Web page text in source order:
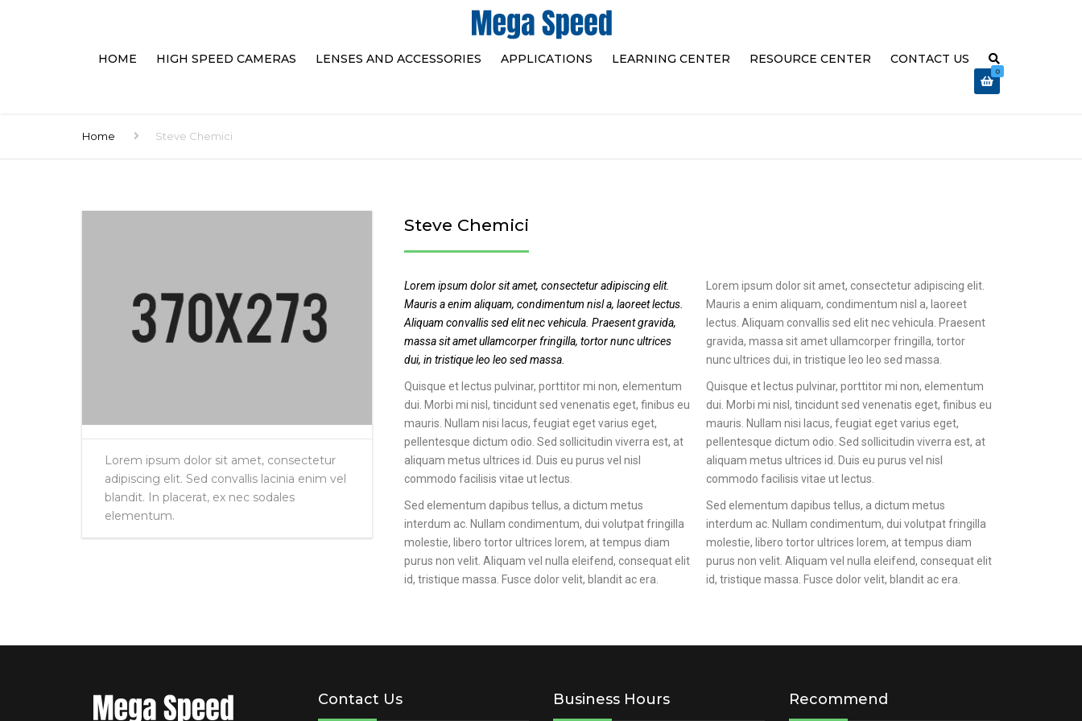
HOME HIGH SPEED CAMERAS
PC CONNECTED
LENSES AND ACCESSORIES APPLICATIONS LEARNING CENTER
TEAM
RESOURCE CENTER CONTACT US
0
Home Steve Chemici
Lorem ipsum dolor sit amet, consectetur
adipiscing elit. Sed convallis lacinia enim vel
blandit. In placerat, ex nec sodales
elementum.
Steve Chemici
Lorem ipsum dolor sit amet, consectetur adipiscing elit.
Mauris a enim aliquam, condimentum nisl a, laoreet lectus.
Aliquam convallis sed elit nec vehicula. Praesent gravida,
massa sit amet ullamcorper fringilla, tortor nunc ultrices
dui, in tristique leo leo sed massa.
Quisque et lectus pulvinar, porttitor mi non, elementum
dui. Morbi mi nisl, tincidunt sed venenatis eget, finibus eu
mauris. Nullam nisi lacus, feugiat eget varius eget,
pellentesque dictum odio. Sed sollicitudin viverra est, at
aliquam metus ultrices id. Duis eu purus vel nisl
commodo facilisis vitae ut lectus.
Sed elementum dapibus tellus, a dictum metus
interdum ac. Nullam condimentum, dui volutpat fringilla
molestie, libero tortor ultrices lorem, at tempus diam
purus non velit. Aliquam vel nulla eleifend, consequat elit
id, tristique massa. Fusce dolor velit, blandit ac era.
Lorem ipsum dolor sit amet, consectetur adipiscing elit.
Mauris a enim aliquam, condimentum nisl a, laoreet
lectus. Aliquam convallis sed elit nec vehicula. Praesent
gravida, massa sit amet ullamcorper fringilla, tortor
nunc ultrices dui, in tristique leo leo sed massa.
Quisque et lectus pulvinar, porttitor mi non, elementum
dui. Morbi mi nisl, tincidunt sed venenatis eget, finibus eu
mauris. Nullam nisi lacus, feugiat eget varius eget,
pellentesque dictum odio. Sed sollicitudin viverra est, at
aliquam metus ultrices id. Duis eu purus vel nisl
commodo facilisis vitae ut lectus.
Sed elementum dapibus tellus, a dictum metus
interdum ac. Nullam condimentum, dui volutpat fringilla
molestie, libero tortor ultrices lorem, at tempus diam
purus non velit. Aliquam vel nulla eleifend, consequat elit
id, tristique massa. Fusce dolor velit, blandit ac era.
Contact Us Business Hours Recommend